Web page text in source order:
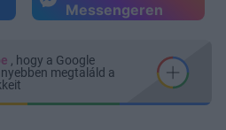
Messengeren
, hogy a Google
megtaláld a